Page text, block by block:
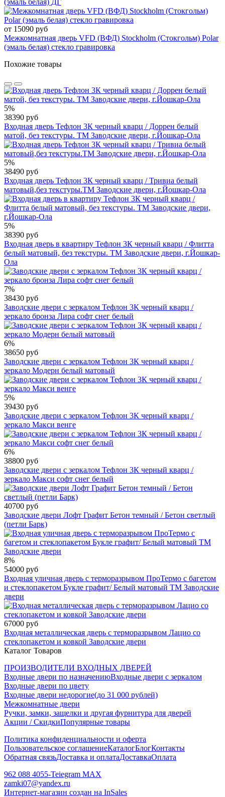
от 15090 руб
Межкомнатная дверь VFD (ВФД) Stockholm (Стокгольм) Polar
(эмаль белая) стекло гравировка
Похожие товары
5%
38390 руб
Входная дверь Тефлон 3К черный кварц / Доррен белый
матой, без текстуры. ТМ Заводские двери, г.Йошкар-Ола
5%
38490 руб
Входная дверь Тефлон 3К черный кварц / Тривиа белый
матовый,без текстуры.ТМ Заводские двери, г.Йошкар-Ола
5%
38390 руб
Входная дверь в квартиру Тефлон 3К черный кварц / Флитта
белый матовый, без текстуры. ТМ Заводские двери, г.Йошкар-
Ола
7%
38430 руб
Заводские двери с зеркалом Тефлон 3К черный кварц /
зеркало бронза Лира софт снег белый
6%
38650 руб
Заводские двери с зеркалом Тефлон 3К черный кварц /
зеркало Модерн белый матовый
5%
39430 руб
Заводские двери с зеркалом Тефлон 3К черный кварц /
зеркало Макси венге
6%
38800 руб
Заводские двери с зеркалом Тефлон 3К черный кварц /
зеркало Макси софт снег белый
40700 руб
Заводские двери Лофт Графит Бетон темный / Бетон светлый
(петли Барк)
8%
54000 руб
Входная уличная дверь с терморазрывом ПроТермо с багетом
и стеклопакетом Букле графит/ Белый матовый ТМ Заводские
двери
67000 руб
Входная металлическая дверь с терморазрывом Лацио со
стеклопакетом и ковкой Заводские двери
Каталог Товаров
ПРОИЗВОДИТЕЛИ ВХОДНЫХ ДВЕРЕЙ
Входные двери по назначениюВходные двери с зеркалом
Входные двери по цвету
Входные двери недорогие(до 31 000 рублей)
Межкомнатные двери
Ручки, замки, защелки и другая фурнитура для дверей
Акции / СкидкиПопулярные товары
Политика конфиденциальности и оферта
Пользовательское соглашениеКаталогБлогКонтакты
Обратная связьДоставка и оплатаДоставкаОплата
962 088 4055-Teiegram МАХ
zamki07@yandex.ru
Интернет-магазин создан на InSales